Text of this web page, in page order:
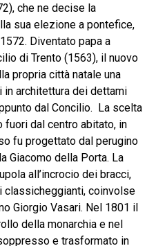
che ne decise la
sua elezione a pontefice,
Diventato papa a
di Trento (1563), il nuovo
propria città natale una
architettura dei dettami
dal Concilio. La scelta
dal centro abitato, in
fu progettato dal perugino
Giacomo della Porta. La
all’incrocio dei bracci,
classicheggianti, coinvolse
Giorgio Vasari. Nel 1801 il
della monarchia e nel
e trasformato in